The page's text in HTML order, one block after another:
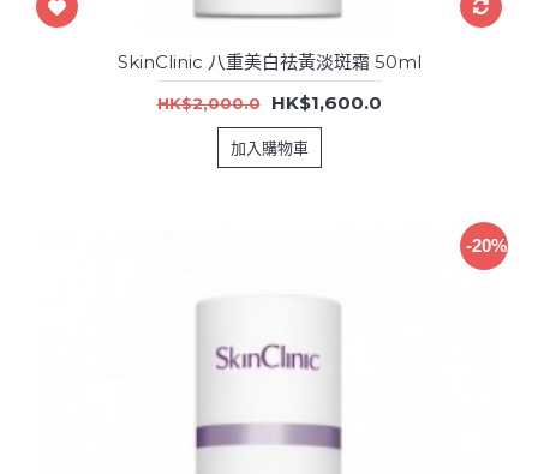
SkinClinic 八重美白祛黃淡斑霜 50ml
HK$2,000.0 HK$1,600.0
加入購物車
-20%